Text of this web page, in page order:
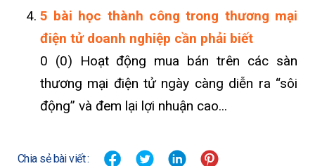
5 bài học thành công trong thương mại
điện tử doanh nghiệp cần phải biết
0 (0) Hoạt động mua bán trên các sàn
thương mại điện tử ngày càng diễn ra “sôi
động” và đem lại lợi nhuận cao...
Chia sẻ bài viết :